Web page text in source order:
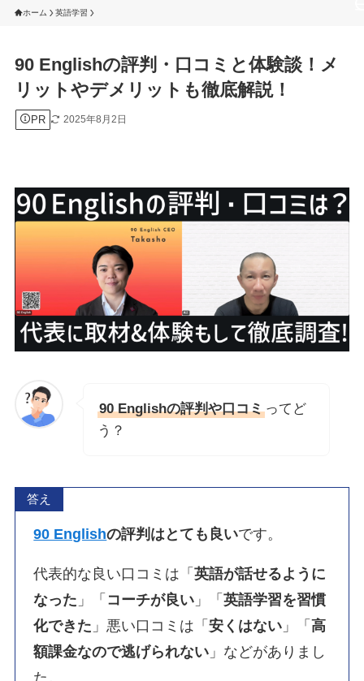
ホーム 英語学習
90 Englishの評判・口コミと体験談！メ
リットやデメリットも徹底解説！
PR 2025年8月2日
90 Englishの評判や口コミってど
う？
答え
90 Englishの評判はとても良いです。
代表的な良い口コミは「英語が話せるように
なった 」「 コーチが良い 」「英語学習を習慣
化できた 」悪い口コミは「安くはない 」「高
額課金なので逃げられない 」などがありまし